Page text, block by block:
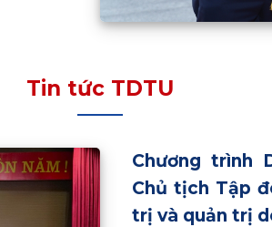
Tin tức TDTU
Chương trình
Chủ tịch Tập
trị và quản trị